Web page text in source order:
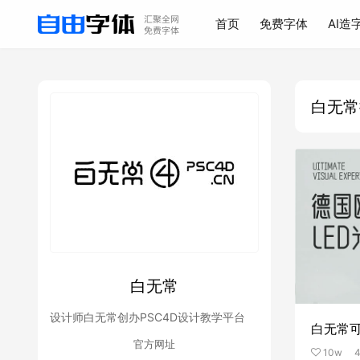
首页 免费字体 AI造
白无常
设计师白无常创办PSC4D设计教学平台
官方网址
白无
白无常
10w